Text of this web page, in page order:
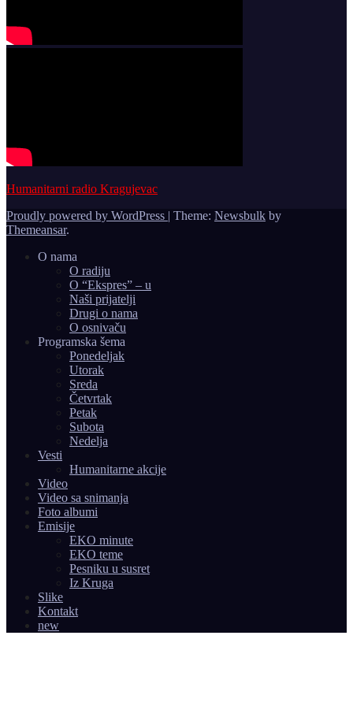
Humanitarni radio Kragujevac
Proudly powered by WordPress | Theme: Newsbulk by
Themeansar.
O nama
O radiju
O “Ekspres” – u
Naši prijatelji
Drugi o nama
O osnivaču
Programska šema
Ponedeljak
Utorak
Sreda
Četvrtak
Petak
Subota
Nedelja
Vesti
Humanitarne akcije
Video
Video sa snimanja
Foto albumi
Emisije
EKO minute
EKO teme
Pesniku u susret
Iz Kruga
Slike
Kontakt
new